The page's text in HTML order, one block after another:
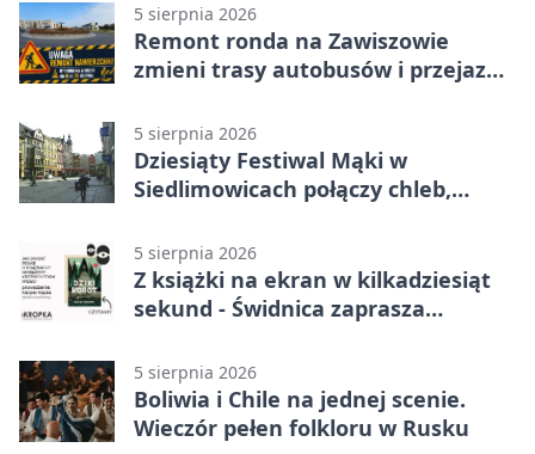
5 sierpnia 2026
Remont ronda na Zawiszowie
zmieni trasy autobusów i przejazd
5 sierpnia 2026
Dziesiąty Festiwal Mąki w
Siedlimowicach połączy chleb,
5 sierpnia 2026
Z książki na ekran w kilkadziesiąt
sekund - Świdnica zaprasza
5 sierpnia 2026
Boliwia i Chile na jednej scenie.
Wieczór pełen folkloru w Rusku